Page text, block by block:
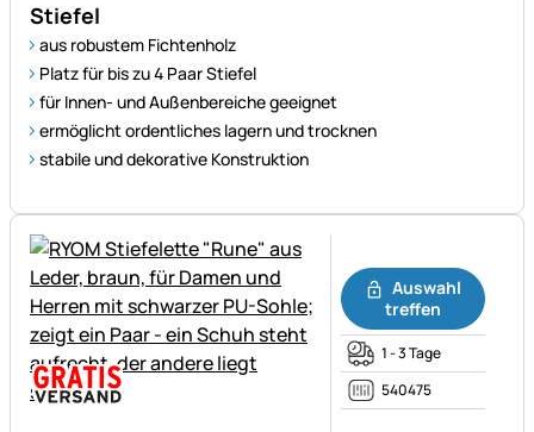
Stiefel
aus robustem Fichtenholz
Platz für bis zu 4 Paar Stiefel
für Innen- und Außenbereiche geeignet
ermöglicht ordentliches lagern und trocknen
stabile und dekorative Konstruktion
Auswahl
treffen
1 - 3 Tage
540475